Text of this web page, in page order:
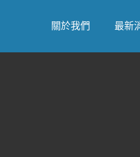
關於我們 最新